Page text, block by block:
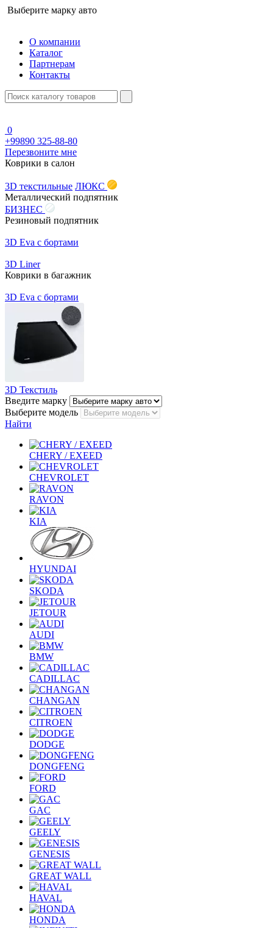
Выберите марку авто
О компании
Каталог
Партнерам
Контакты
0
+99890 325-88-80
Перезвоните мне
Коврики в салон
3D текстильные ЛЮКС
Металлический подпятник
БИЗНЕС
Резиновый подпятник
3D Eva с бортами
3D Liner
Коврики в багажник
3D Eva с бортами
3D Текстиль
Введите марку
Выберите модель
Найти
CHERY / EXEED
CHEVROLET
RAVON
KIA
HYUNDAI
SKODA
JETOUR
AUDI
BMW
CADILLAC
CHANGAN
CITROEN
DODGE
DONGFENG
FORD
GAC
GEELY
GENESIS
GREAT WALL
HAVAL
HONDA